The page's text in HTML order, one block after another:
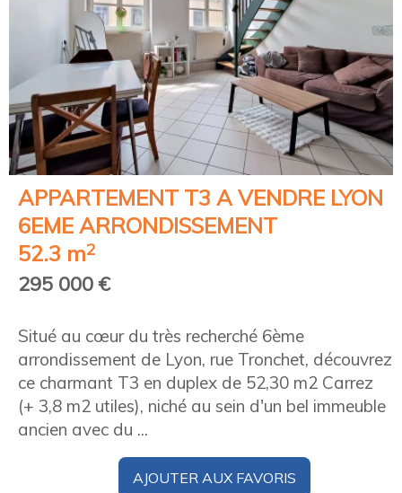
APPARTEMENT T3 A VENDRE LYON
6EME ARRONDISSEMENT
52.3 m2
295 000 €
Situé au cœur du très recherché 6ème
arrondissement de Lyon, rue Tronchet, découvrez
ce charmant T3 en duplex de 52,30 m2 Carrez
(+ 3,8 m2 utiles), niché au sein d'un bel immeuble
ancien avec du ...
AJOUTER AUX FAVORIS